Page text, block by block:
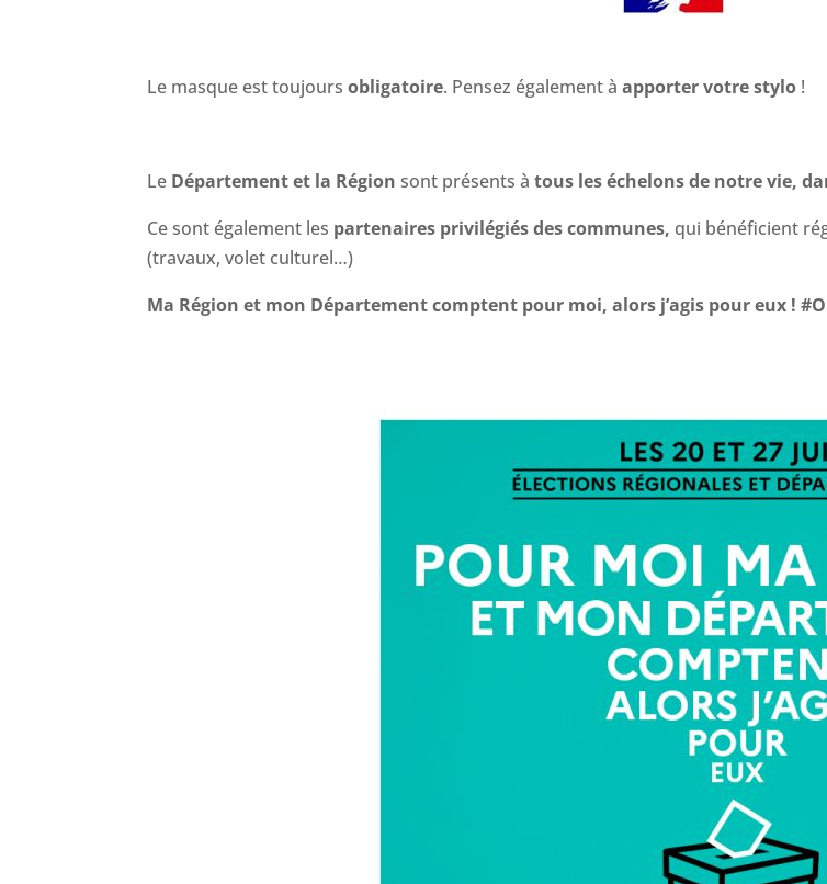
Le masque est toujoursobligatoire. Pensez également àapporter votre stylo !
Le Département et la Région sont présents àtous les échelons de notre vie,
Ce sont également les partenaires privilégiés des communes, qui bénéficient
(travaux, volet culturel…)
Ma Région et mon Département comptent pour moi, alors j’agis pour eux !